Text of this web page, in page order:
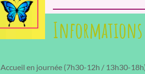
Informations
Accueil en journée (7h30-12h / 13h30-